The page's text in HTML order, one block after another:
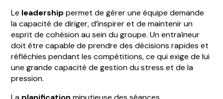
Le leadershippermet de gérer une équipe demande
la capacité de diriger, d’inspirer et de maintenir un
esprit de cohésion au sein du groupe. Un entraîneur
doit être capable de prendre des décisions rapides et
réfléchies pendant les compétitions, ce qui exige de lui
une grande capacité de gestion du stress et de la
pression.